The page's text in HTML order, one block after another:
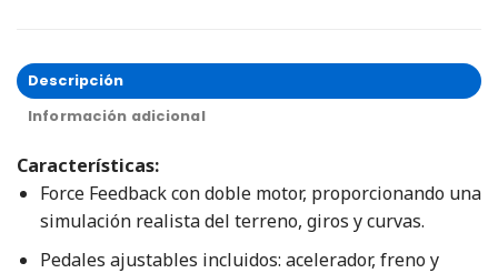
Descripción
Información adicional
Características:
Force Feedback con doble motor, proporcionando una
simulación realista del terreno, giros y curvas.
Pedales ajustables incluidos: acelerador, freno y